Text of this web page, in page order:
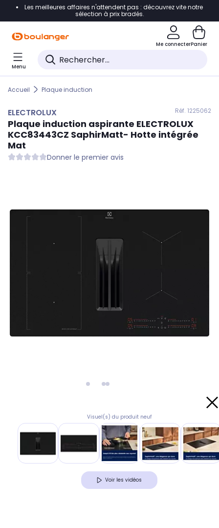
Accéder directement à la navigation
Accéder directement au pied de page
Accéder directement au chatbot
Les meilleures affaires n'attendent pas : découvrez vite notre
sélection à prix bradés.
Me connecterPanier
Menu
Accueil Plaque induction
ELECTROLUX Réf. 1225062
Plaque induction aspirante ELECTROLUX
KCC83443CZ SaphirMatt- Hotte intégrée
Mat
Donner le premier avis
Visuel(s) du produit neuf
Voir les vidéos